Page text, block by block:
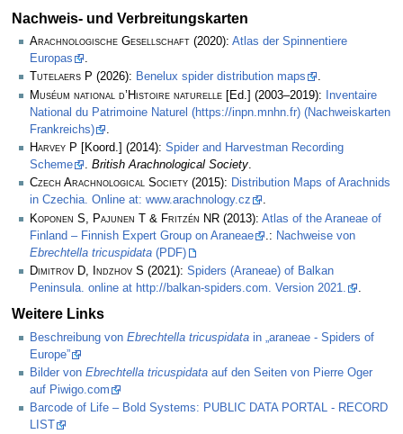
Nachweis- und Verbreitungskarten
Arachnologische Gesellschaft (2020): Atlas der Spinnentiere
Europas
.
Tutelaers P (2026): Benelux spider distribution maps
.
Muséum national d’Histoire naturelle [Ed.] (2003–2019):
Inventaire
National du Patrimoine Naturel (https://inpn.mnhn.fr) (Nachweiskarten
Frankreichs)
Harvey P [Koord.] (2014): Spider and Harvestman Recording
Scheme
. British Arachnological Society.
Czech Arachnological Society (2015): Distribution Maps of Arachnids
in Czechia. Online at: www.arachnology.cz
.
Koponen S, Pajunen T & Fritzén NR (2013): Atlas of the Araneae of
Finland – Finnish Expert Group on Araneae
.: Nachweise von
Ebrechtella tricuspidata (PDF)
Dimitrov D, Indzhov S (2021): Spiders (Araneae) of Balkan
Peninsula. online at http://balkan-spiders.com. Version 2021.
.
Weitere Links
Beschreibung von Ebrechtella tricuspidata in „araneae - Spiders of
Europe”
Bilder von Ebrechtella tricuspidata auf den Seiten von Pierre Oger
auf Piwigo.com
Barcode of Life – Bold Systems: PUBLIC DATA PORTAL - RECORD
LIST